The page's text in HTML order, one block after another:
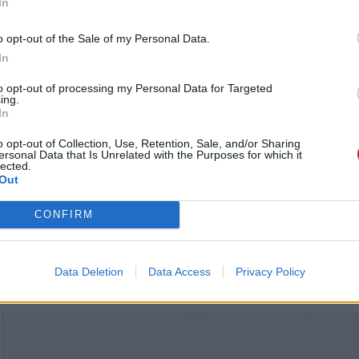
opt-out of the Sale of my Personal Data.
opt-out of processing my Personal Data for Targeted
opt-out of Collection, Use, Retention, Sale, and/or Sharing
Data that Is Unrelated with the Purposes for which it
CONFIRM
Data Deletion Data Access Privacy Policy
Παρόμοιες δηλώσεις είχε κάνει και πριν από 3
στον Guardian, αλλά φαίνεται ότι η κατάσταση δεν
βελτιωθεί.
Η Marianne Faithfull πρόκειται να κυκλοφορήσει
της δίσκο-για τον οποίο συνεργάστηκε με τον
Ellis- τη Μ. Παρασκευή. Όπως έχουμε πει, η νέα
She Walks Into Beauty